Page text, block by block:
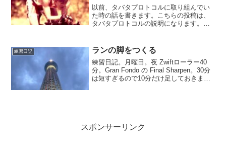
以前、タバタプロトコルに取り組んでい
た時の話を書きます。こちらの投稿は、
タバタプロトコルの説明になります。こ
トレーニングの素晴らしさを理解するこ
とで、このキツイトレーニ...
練習日記 ランの脚をつくる
練習日記。月曜日。夜 Zwiftローラー40
分。Gran Fondo の Final Sharpen。30分
は短すぎるので10分だけ足しておきまし
スポンサーリンク